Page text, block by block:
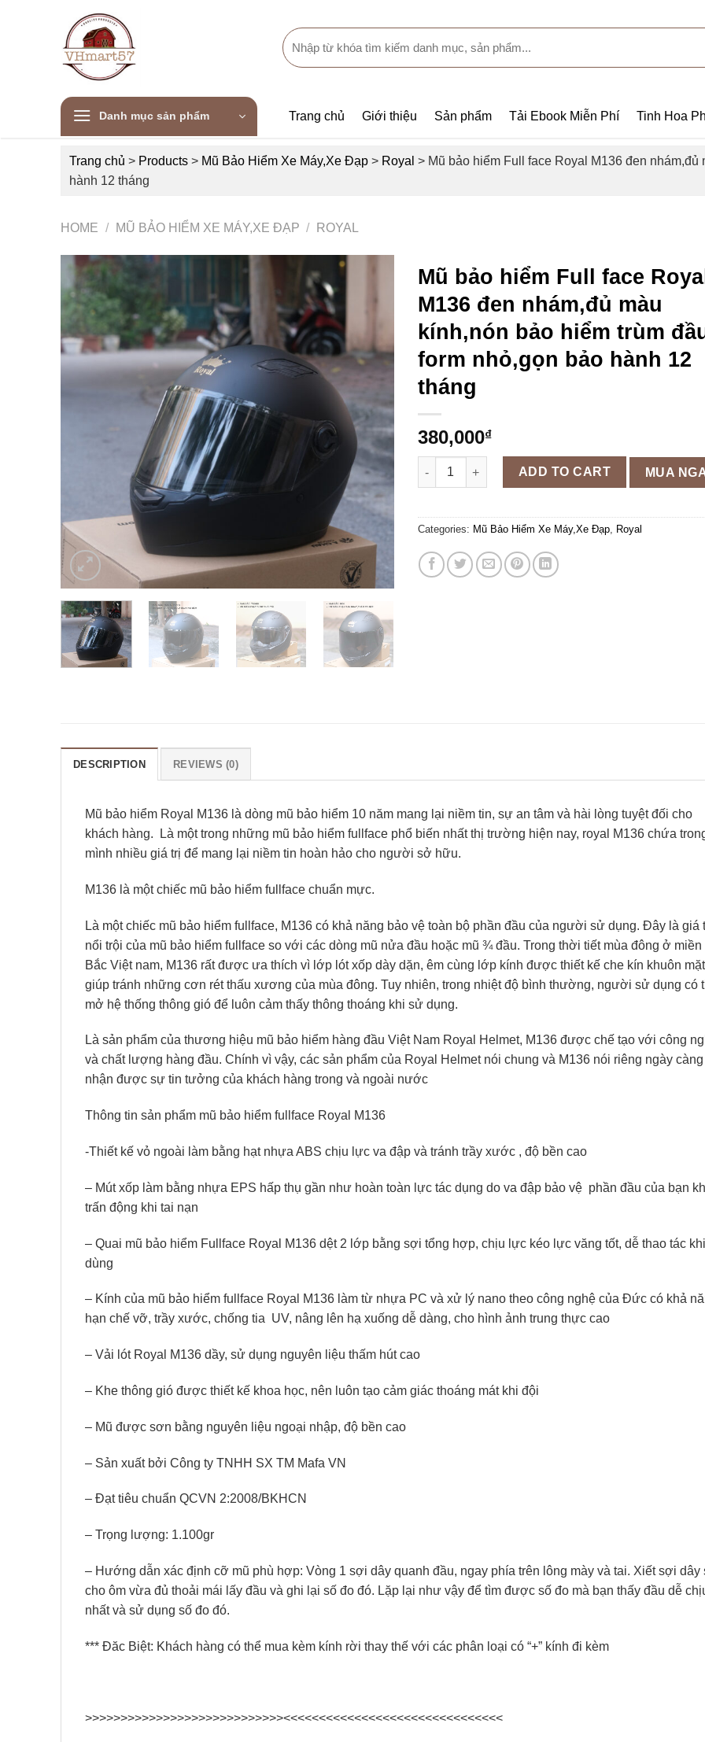
Search
for:
Danh mục sản phẩm Trang chủ Giới thiệu Sản phẩm Tải Ebook Miễn Phí Tinh Hoa
Trang chủ > Products > Mũ Bảo Hiểm Xe Máy,Xe Đạp > Royal > Mũ bảo hiểm Full face Royal M136 đen
hành 12 tháng
HOME / MŨ BẢO HIỂM XE MÁY,XE ĐẠP / ROYAL
Mũ bảo hiểm Full face
M136 đen nhám,đủ màu
kính,nón bảo hiểm trùm
form nhỏ,gọn bảo hành 12
tháng
380,000₫
Mũ bảo hiểm Full face Royal M136 đen nhám,đủ
ADD TO CART MUA
Categories: Mũ Bảo Hiểm Xe Máy,Xe Đạp, Royal
DESCRIPTION REVIEWS (0)
Mũ bảo hiểm Royal M136 là dòng mũ bảo hiểm 10 năm mang lại niềm tin, sự an tâm và hài lòng tuyệt đối cho
khách hàng.
Là một trong những mũ bảo hiểm fullface phổ biến nhất thị trường hiện nay, royal M136 chứa
mình nhiều giá trị để mang lại niềm tin hoàn hảo cho người sở hữu.
M136 là một chiếc mũ bảo hiểm fullface chuẩn mực.
Là một chiếc mũ bảo hiểm fullface, M136 có khả năng bảo vệ toàn bộ phần đầu của người sử dụng. Đây là giá
nổi trội của mũ bảo hiểm fullface so với các dòng mũ nửa đầu hoặc mũ ¾ đầu. Trong thời tiết mùa đông ở miền
Bắc Việt nam, M136 rất được ưa thích vì lớp lót xốp dày dặn, êm cùng lớp kính được thiết kế che kín khuôn mặt
giúp tránh những cơn rét thấu xương của mùa đông. Tuy nhiên, trong nhiệt độ bình thường, người sử dụng có
mở hệ thống thông gió để luôn cảm thấy thông thoáng khi sử dụng.
Là sản phẩm của thương hiệu mũ bảo hiểm hàng đầu Việt Nam Royal Helmet, M136 được chế tạo với công
và chất lượng hàng đầu. Chính vì vậy, các sản phẩm của Royal Helmet nói chung và M136 nói riêng ngày càng
nhận được sự tin tưởng của khách hàng trong và ngoài nước
Thông tin sản phẩm mũ bảo hiểm fullface Royal M136
-Thiết kế vỏ ngoài làm bằng hạt nhựa ABS chịu lực va đập và tránh trầy xước , độ bền cao
– Mút xốp làm bằng nhựa EPS hấp thụ gần như hoàn toàn lực tác dụng do va đập bảo vệ phần đầu của bạn
trấn động khi tai nạn
– Quai mũ bảo hiểm Fullface Royal M136 dệt 2 lớp bằng sợi tổng hợp, chịu lực kéo lực văng tốt, dễ thao tác khi
dùng
– Kính của mũ bảo hiểm fullface Royal M136 làm từ nhựa PC và xử lý nano theo công nghệ của Đức có khả
hạn chế vỡ, trầy xước, chống tia UV, nâng lên hạ xuống dễ dàng, cho hình ảnh trung thực cao
– Vải lót Royal M136 dầy, sử dụng nguyên liệu thấm hút cao
– Khe thông gió được thiết kế khoa học, nên luôn tạo cảm giác thoáng mát khi đội
– Mũ được sơn bằng nguyên liệu ngoại nhập, độ bền cao
– Sản xuất bởi Công ty TNHH SX TM Mafa VN
– Đạt tiêu chuẩn QCVN 2:2008/BKHCN
– Trọng lượng: 1.100gr
– Hướng dẫn xác định cỡ mũ phù hợp: Vòng 1 sợi dây quanh đầu, ngay phía trên lông mày và tai. Xiết sợi dây
cho ôm vừa đủ thoải mái lấy đầu và ghi lại số đo đó. Lặp lại như vậy để tìm được số đo mà bạn thấy đầu dễ
nhất và sử dụng số đo đó.
*** Đăc Biệt: Khách hàng có thể mua kèm kính rời thay thế với các phân loại có “+” kính đi kèm
>>>>>>>>>>>>>>>>>>>>>>>>>>>><<<<<<<<<<<<<<<<<<<<<<<<<<<<<<<